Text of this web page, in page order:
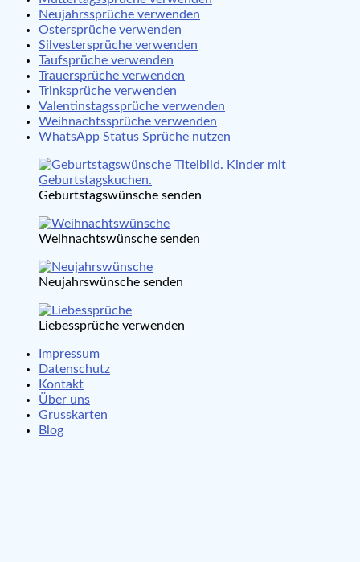
Neujahrssprüche verwenden
Ostersprüche verwenden
Silvestersprüche verwenden
Taufsprüche verwenden
Trauersprüche verwenden
Trinksprüche verwenden
Valentinstagssprüche verwenden
Weihnachtssprüche verwenden
WhatsApp Status Sprüche nutzen
Geburtstagswünsche senden
Weihnachtswünsche senden
Neujahrswünsche senden
Liebessprüche verwenden
Impressum
Datenschutz
Kontakt
Über uns
Grusskarten
Blog